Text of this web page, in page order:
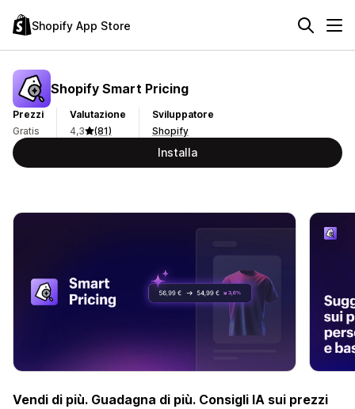
Shopify App Store
Shopify Smart Pricing
Prezzi
Gratis
Valutazione
4,3
(81)
Sviluppatore
Shopify
Installa
Vendi di più. Guadagna di più. Consigli IA sui prezzi